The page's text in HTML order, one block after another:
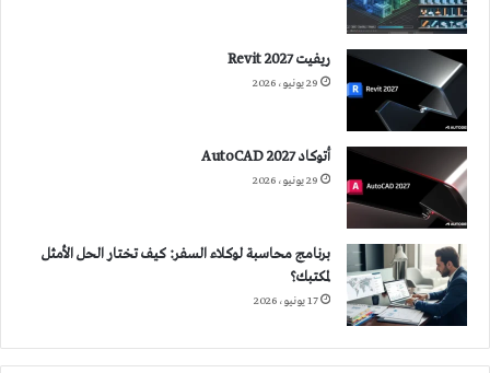
ريفيت 2027 Revit
29 يونيو، 2026
أتوكاد 2027 AutoCAD
29 يونيو، 2026
برنامج محاسبة لوكلاء السفر: كيف تختار الحل الأمثل
لمكتبك؟
17 يونيو، 2026